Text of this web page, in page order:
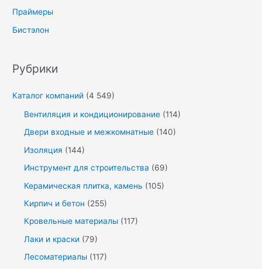
Праймеры
Бистэлон
Рубрики
Каталог компаний (4 549)
Вентиляция и кондиционирование (114)
Двери входные и межкомнатные (140)
Изоляция (144)
Инструмент для строительства (69)
Керамическая плитка, камень (105)
Кирпич и бетон (255)
Кровельные материалы (117)
Лаки и краски (79)
Лесоматериалы (117)